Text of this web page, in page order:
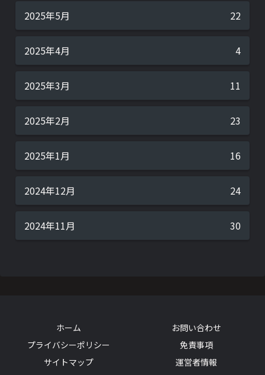
2025年5月 22
2025年4月 4
2025年3月 11
2025年2月 23
2025年1月 16
2024年12月 24
2024年11月 30
ホーム
お問い合わせ
プライバシーポリシー
免責事項
サイトマップ
運営者情報